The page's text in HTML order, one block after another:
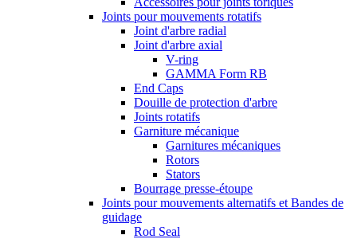
Joints pour mouvements rotatifs
Joint d'arbre radial
Joint d'arbre axial
V-ring
GAMMA Form RB
End Caps
Douille de protection d'arbre
Joints rotatifs
Garniture mécanique
Garnitures mécaniques
Rotors
Stators
Bourrage presse-étoupe
Joints pour mouvements alternatifs et Bandes de
guidage
Rod Seal